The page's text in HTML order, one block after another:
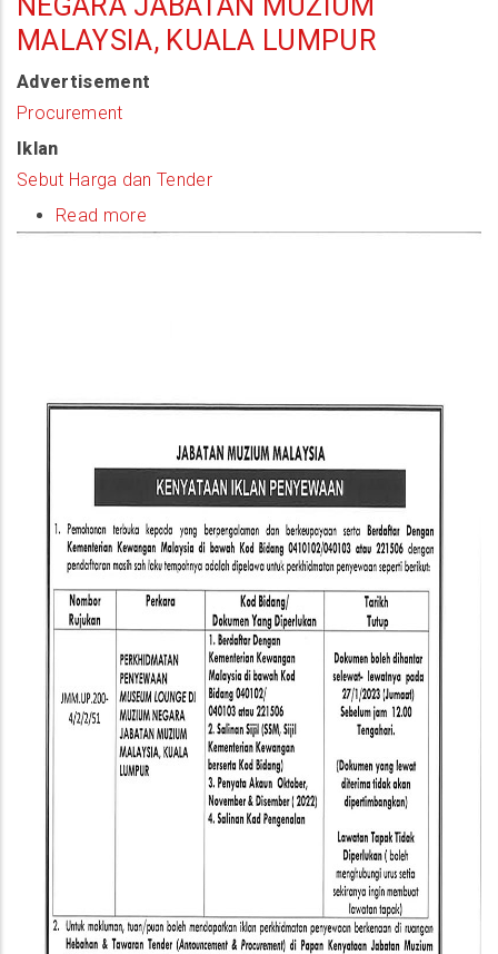
MALAYSIA, KUALA LUMPUR
Advertisement
Procurement
Iklan
Sebut Harga dan Tender
Read more
Lounge
Muzium
Negara
Jabatan
Muzium
Malaysia,
Lumpur